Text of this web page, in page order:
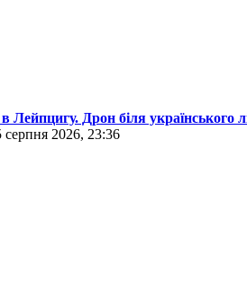
Лейпцигу. Дрон біля українського
2026, 23:36